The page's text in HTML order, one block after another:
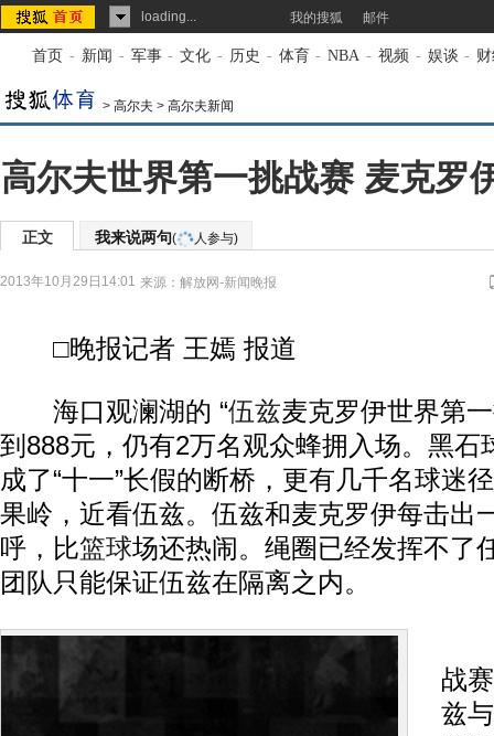
loading... 我的搜狐 邮件
首页 - 新闻 - 军事 - 文化 - 历史 - 体育 - NBA - 视频 - 娱谈 -
> 高尔夫 > 高尔夫新闻
高尔夫世界第一挑战赛 麦克罗
正文 我来说两句( 人参与)
2013年10月29日14:01 来源： 解放网-新闻晚报
□晚报记者 王嫣 报道
海口观澜湖的 “伍兹麦克罗伊世界第
到888元，仍有2万名观众蜂拥入场。黑石
成了“十一”长假的断桥，更有几千名球迷
果岭，近看伍兹。伍兹和麦克罗伊每击出
呼，比篮球场还热闹。绳圈已经发挥不了
团队只能保证伍兹在隔离之内。
战
兹